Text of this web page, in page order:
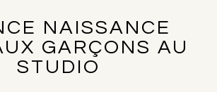
NAISSANCE
GARÇONS AU
STUDIO